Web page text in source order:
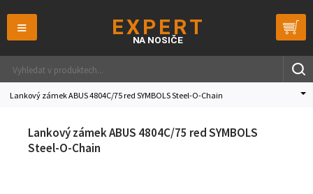
≡
Lankový zámek ABUS 4804C/75 red SYMBOLS Steel-O-Chain
Lankový zámek ABUS 4804C/75 red SYMBOLS
Steel-O-Chain